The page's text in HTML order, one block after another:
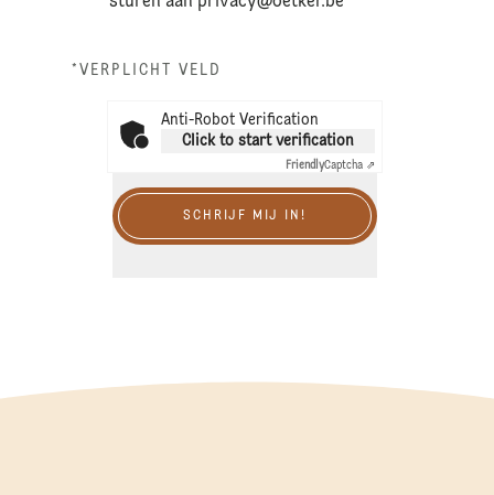
*VERPLICHT VELD
Anti-Robot Verification
Click to start verification
FriendlyCaptcha ⇗
SCHRIJF MIJ IN!